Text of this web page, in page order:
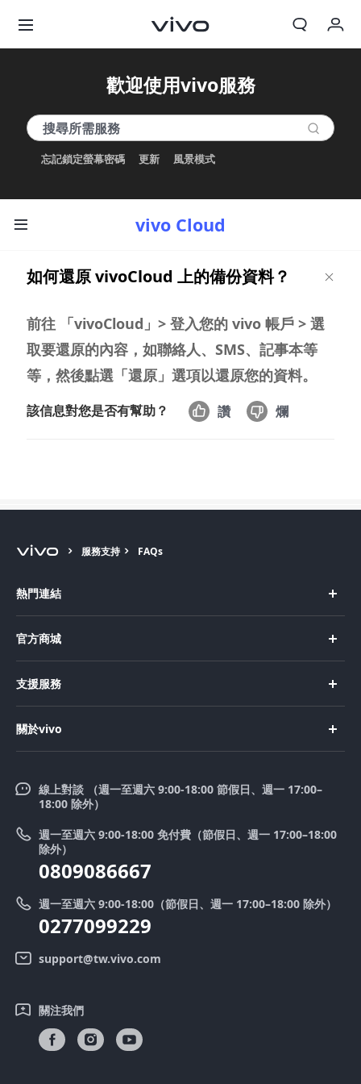
登入/註冊
歡迎使用vivo服務
忘記鎖定螢幕密碼 更新 風景模式
vivo Cloud
如何還原 vivoCloud 上的備份資料？
前往 「vivoCloud」> 登入您的 vivo 帳戶 > 選
取要還原的內容，如聯絡人、SMS、記事本等
等，然後點選「還原」選項以還原您的資料。
該信息對您是否有幫助？ 讚 爛
服務支持 FAQs
熱門連結
X200
X200 FE
V50 Lite 5G
V50
官方商城
購買配件
支援服務
Funtouch OS
系統升級
零配件價格查詢
送修服務
IMEI 碼驗證
客戶服務隱私權聲明
下載還原 Log 的 LUT
關於vivo
新聞中心
法律聲明
優惠活動
舊機換新機
vivo 隱私權中心
線上對談 （週一至週六 9:00-18:00 節假日、週一 17:00–
18:00 除外）
週一至週六 9:00-18:00 免付費（節假日、週一 17:00–18:00
除外）
0809086667
週一至週六 9:00-18:00（節假日、週一 17:00–18:00 除外）
0277099229
support@tw.vivo.com
關注我們